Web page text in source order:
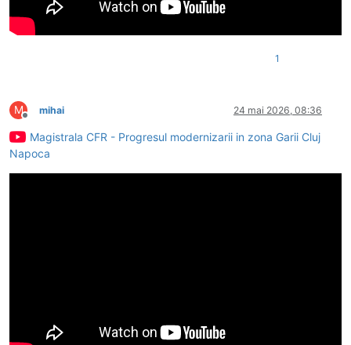
1
M
Deconectat
mihai 24 mai 2026, 08:36
Magistrala CFR - Progresul modernizarii in zona Garii Cluj
Napoca